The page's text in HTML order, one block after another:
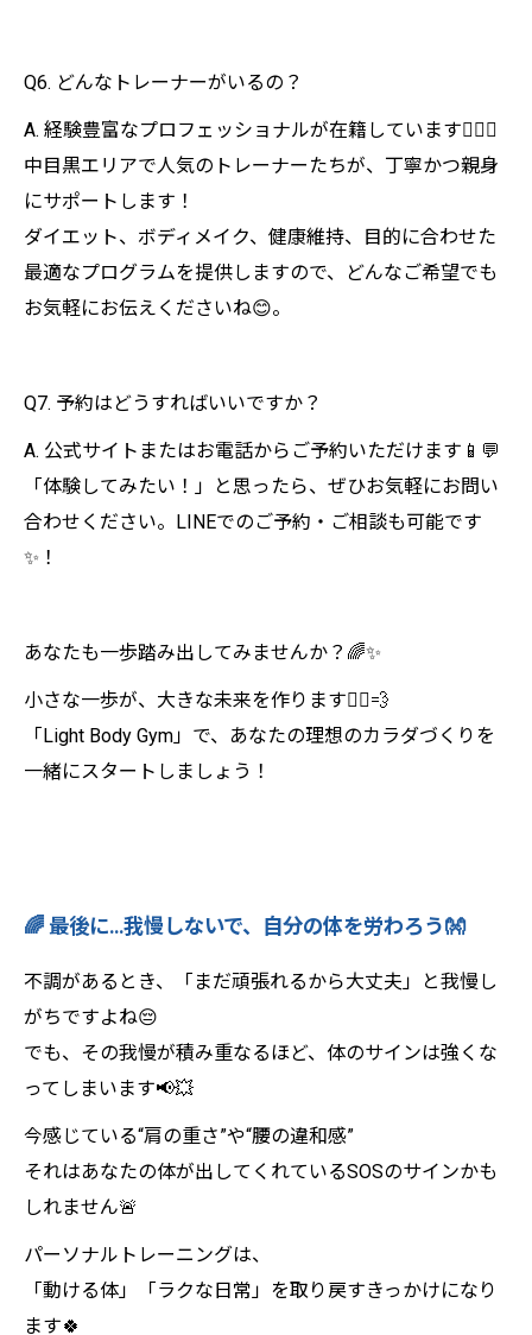
Q6. どんなトレーナーがいるの？
A. 経験豊富なプロフェッショナルが在籍しています🏋️‍♂️🔥
中目黒エリアで人気のトレーナーたちが、丁寧かつ親身
にサポートします！
ダイエット、ボディメイク、健康維持、目的に合わせた
最適なプログラムを提供しますので、どんなご希望でも
お気軽にお伝えくださいね😊。
Q7. 予約はどうすればいいですか？
A. 公式サイトまたはお電話からご予約いただけます📱💬
「体験してみたい！」と思ったら、ぜひお気軽にお問い
合わせください。LINEでのご予約・ご相談も可能です
✨！
あなたも一歩踏み出してみませんか？🌈✨
小さな一歩が、大きな未来を作ります🏃‍♂️💨
「Light Body Gym」で、あなたの理想のカラダづくりを
一緒にスタートしましょう！
🌈 最後に…我慢しないで、自分の体を労わろう👐
不調があるとき、「まだ頑張れるから大丈夫」と我慢し
がちですよね😔
でも、その我慢が積み重なるほど、体のサインは強くな
ってしまいます📢💥
今感じている“肩の重さ”や“腰の違和感”――
それはあなたの体が出してくれているSOSのサインかも
しれません🚨
パーソナルトレーニングは、
「動ける体」「ラクな日常」を取り戻すきっかけになり
ます🍀